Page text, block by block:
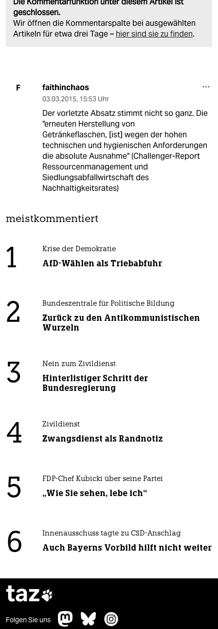
geschlossen.
Wir öffnen die Kommentarspalte bei ausgewählten
Artikeln für etwa drei Tage – hier sind sie zu finden.
F faithinchaos
03.03.2015, 15:53 Uhr
Der vorletzte Absatz stimmt nicht so ganz. Die
"erneuten Herstellung von
Getränkeflaschen, [ist] wegen der hohen
technischen und hygienischen Anforderungen
die absolute Ausnahme" (Challenger-Report
Ressourcenmanagement und
Siedlungsabfallwirtschaft des
Nachhaltigkeitsrates)
meistkommentiert
1 Krise der Demokratie
AfD-Wählen als Triebabfuhr
2 Bundeszentrale für Politische Bildung
Zurück zu den Antikommunistischen
Wurzeln
3 Nein zum Zivildienst
Hinterlistiger Schritt der
Bundesregierung
4 Zivildienst
Zwangsdienst als Randnotiz
5 FDP-Chef Kubicki über seine Partei
„Wie Sie sehen, lebe ich“
6 Innenausschuss tagte zu CSD-Anschlag
Auch Bayerns Vorbild hilft nicht weiter
taz
Folgen Sie uns